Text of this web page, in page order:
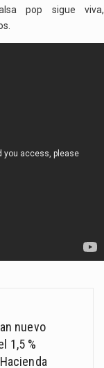
pop sigue viva,
nuevo
1,5 %